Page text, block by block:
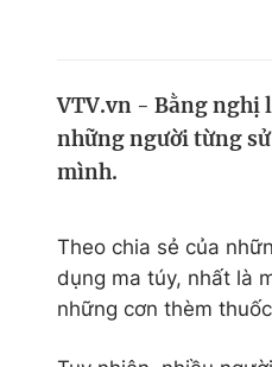
Chất
VTV.vn - Bằng nghị
những người từng
mình.
Theo chia sẻ của
dụng ma túy, nhất là
những cơn thèm